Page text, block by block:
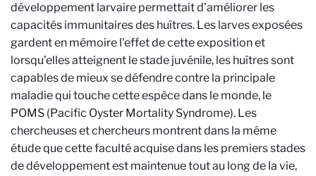
développement larvaire permettait d’améliorer les
capacités immunitaires des huîtres. Les larves exposées
gardent en mémoire l’effet de cette exposition et
lorsqu’elles atteignent le stade juvénile, les huîtres sont
capables de mieux se défendre contre la principale
maladie qui touche cette espèce dans le monde, le
POMS (Pacific Oyster Mortality Syndrome). Les
chercheuses et chercheurs montrent dans la même
étude que cette faculté acquise dans les premiers stades
de développement est maintenue tout au long de la vie,